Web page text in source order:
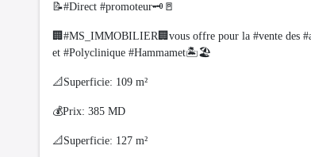
📝#Direct #promoteur🗝🚪
🏢#MS_IMMOBILIER🏢vous offre pour la #vente des
et #Polyclinique #Hammamet🏝🏖
📐Superficie: 109 m²
💰Prix: 385 MD
📐Superficie: 127 m²